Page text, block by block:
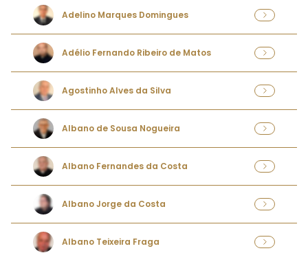
Adelino Marques Domingues
Adélio Fernando Ribeiro de Matos
Agostinho Alves da Silva
Albano de Sousa Nogueira
Albano Fernandes da Costa
Albano Jorge da Costa
Albano Teixeira Fraga